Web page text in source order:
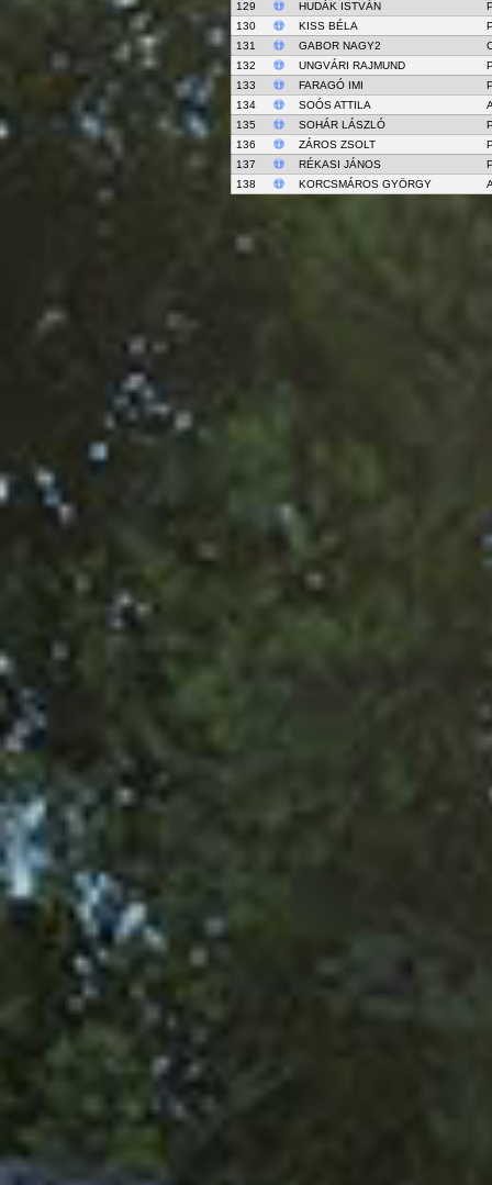
129
HUDÁK ISTVÁN
130
KISS BÉLA
131
GABOR NAGY2
132
UNGVÁRI RAJMUND
133
FARAGÓ IMI
134
SOÓS ATTILA
135
SOHÁR LÁSZLÓ
136
ZÁROS ZSOLT
137
RÉKASI JÁNOS
138
KORCSMÁROS GYÖRGY